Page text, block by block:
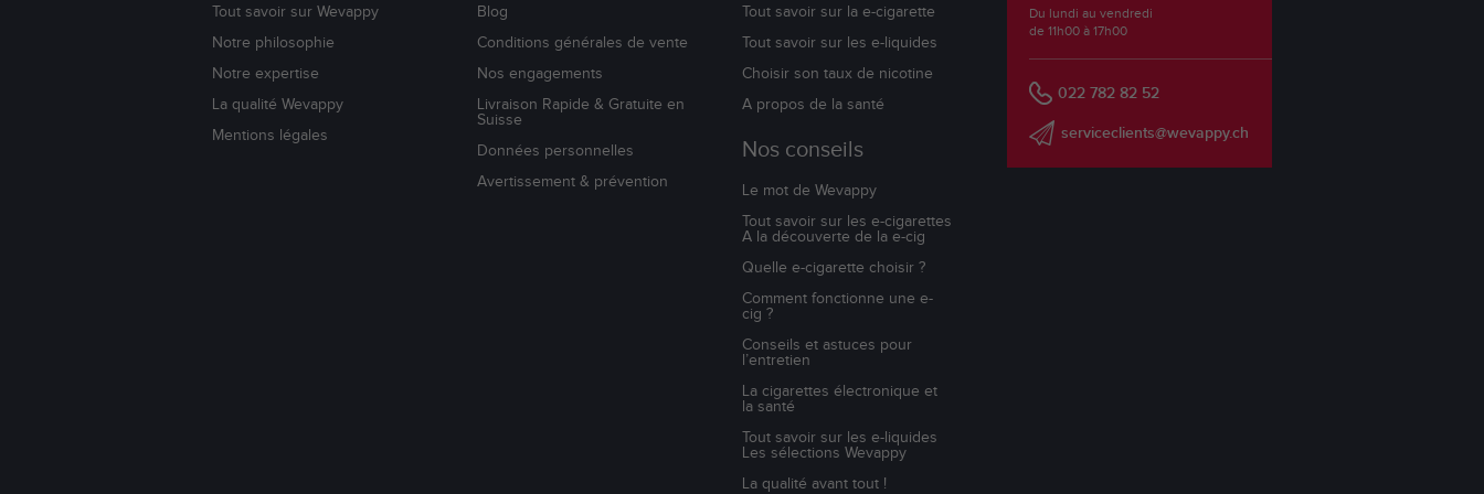
Tout savoir sur Wevappy
Notre philosophie
Notre expertise
La qualité Wevappy
Mentions légales
Blog
Conditions générales de vente
Nos engagements
Livraison Rapide & Gratuite en
Suisse
Données personnelles
Avertissement & prévention
Tout savoir sur la e-cigarette
Tout savoir sur les e-liquides
Choisir son taux de nicotine
A propos de la santé
Nos conseils
Le mot de Wevappy
Tout savoir sur les e-cigarettes
A la découverte de la e-cig
Quelle e-cigarette choisir ?
Comment fonctionne une e-
cig ?
Conseils et astuces pour
l’entretien
La cigarettes électronique et
la santé
Tout savoir sur les e-liquides
Les sélections Wevappy
La qualité avant tout !
Du lundi au vendredi
de 11h00 à 17h00
022 782 82 52
serviceclients@wevappy.ch